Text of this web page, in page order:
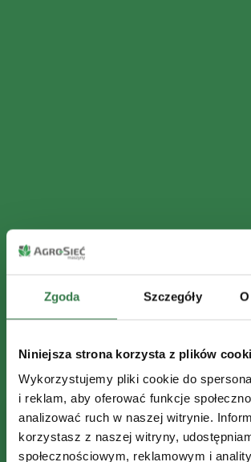
Zgoda Szczegóły
Niniejsza strona korzysta z plików
Wykorzystujemy pliki cookie do
i reklam, aby oferować funkcje
analizować ruch w naszej witrynie.
korzystasz z naszej witryny,
społecznościowym, reklamowym i